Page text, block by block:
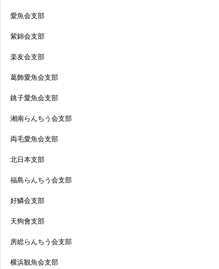
愛魚会支部
紫錦会支部
楽友会支部
葛飾愛魚会支部
銚子愛魚会支部
湘南らんちう会支部
両毛愛魚会支部
北日本支部
福島らんちう会支部
好鱗会支部
天狗會支部
房総らんちう会支部
横浜観魚会支部